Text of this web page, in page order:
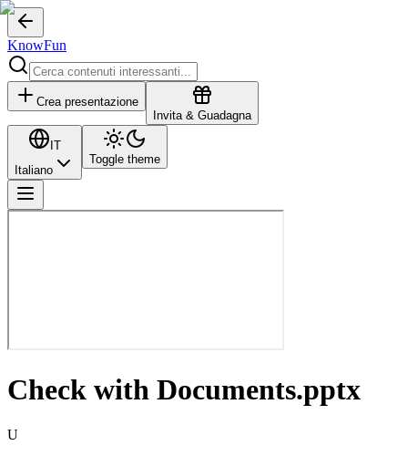
KnowFun
Crea presentazione
Invita & Guadagna
IT
Italiano
Toggle theme
Check with Documents.pptx
U